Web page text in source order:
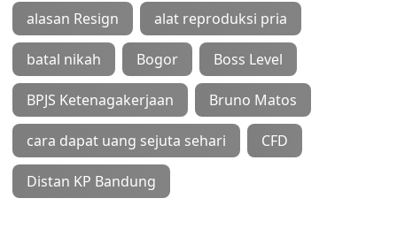
alasan Resign alat reproduksi pria
batal nikah Bogor Boss Level
BPJS Ketenagakerjaan Bruno Matos
cara dapat uang sejuta sehari CFD
Distan KP Bandung